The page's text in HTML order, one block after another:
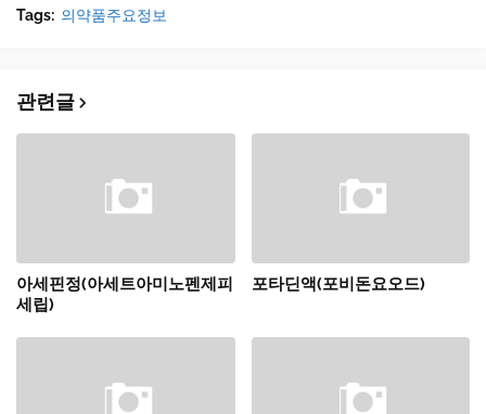
Tags: 의약품주요정보
관련글
아세핀정(아세트아미노펜제피
세립)
포타딘액(포비돈요오드)